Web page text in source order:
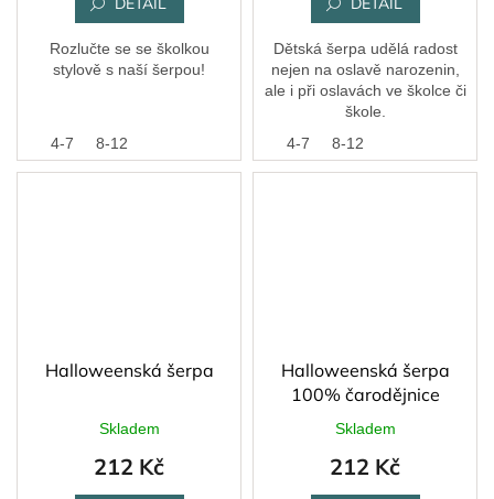
Rozlučte se se školkou
stylově s naší šerpou!
4-7 8-12
Dětská šerpa udělá radost
nejen na oslavě narozenin,
ale i při oslavách ve školce či
škole.
4-7
8-12
Halloweenská šerpa
Skladem
212 Kč
Halloweenská šerpa
100% čarodějnice
Skladem
212 Kč